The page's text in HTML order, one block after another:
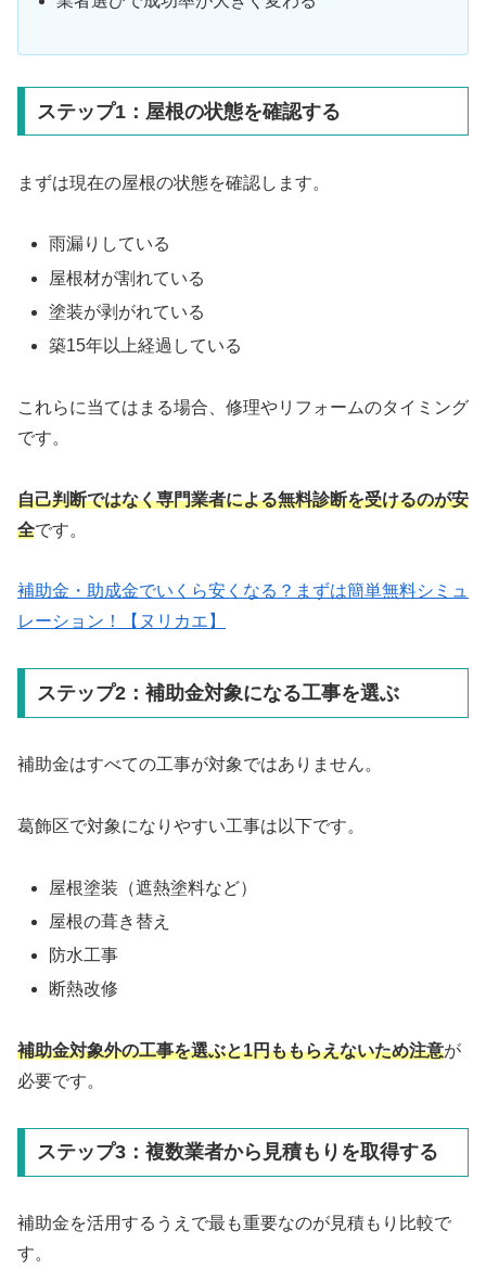
ステップ1：屋根の状態を確認する
まずは現在の屋根の状態を確認します。
雨漏りしている
屋根材が割れている
塗装が剥がれている
築15年以上経過している
これらに当てはまる場合、修理やリフォームのタイミング
です。
自己判断ではなく専門業者による無料診断を受けるのが安
全です。
補助金・助成金でいくら安くなる？まずは簡単無料シミュ
レーション！【ヌリカエ】
ステップ2：補助金対象になる工事を選ぶ
補助金はすべての工事が対象ではありません。
葛飾区で対象になりやすい工事は以下です。
屋根塗装（遮熱塗料など）
屋根の葺き替え
防水工事
断熱改修
補助金対象外の工事を選ぶと1円ももらえないため注意が
必要です。
ステップ3：複数業者から見積もりを取得する
補助金を活用するうえで最も重要なのが見積もり比較で
す。